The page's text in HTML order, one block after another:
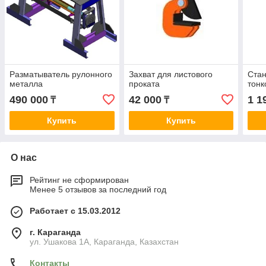
Разматыватель рулонного
металла
490 000 ₸
Купить
Захват для листового
проката
42 000₸
Купить
1
О нас
Рейтинг не сформирован
Менее 5 отзывов за последний год
Работает с 15.03.2012
г. Караганда
ул. Ушакова 1А, Караганда, Казахстан
Контакты